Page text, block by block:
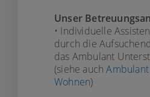
Unser
• Individuelle
durch die
das Ambulant
(siehe auch
Wohnen)